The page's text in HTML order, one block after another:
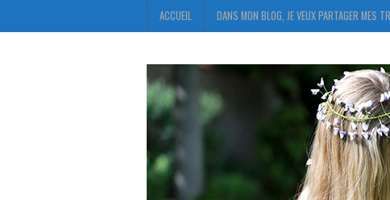
ACCUEIL DANS MON BLOG, JE VEUX PARTAGER MES